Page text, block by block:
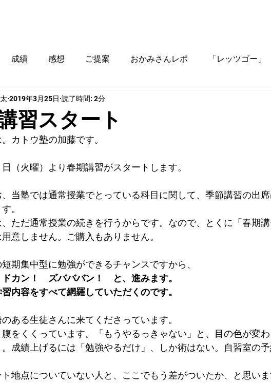
成績 感想 ご提案 おかみさんレポ 「レッツゴー」
受験に役立つ情報
習スタート
2019年3月25日 読了時間: 2分
カトウ塾の加藤です。
（火曜）より春期講習がスタートします。
、当塾では通常授業でとっている科目に関して、季節講習の出
。
、ただ通常授業の続きを行うからです。なので、とくに「春期
用意しません。ご購入もありません。
期集中型に勉強ができるチャンスですから、
カン！　ズバババン！　と、進みます。
内容をすべて網羅していただくのです。
ある生徒さんに来てくださっています。
をくくっています。「もうやるっきゃない」と、目の色が変
成績上げるには「勉強やるだけ」、しか術はない。自習室の
ト地点についていない人と、ここでもう差がついたか、と思い